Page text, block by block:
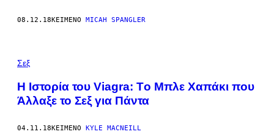
08.12.18ΚΕΊΜΕΝΟ MICAH SPANGLER
Σεξ
Η Iστορία του Viagra: Tο Mπλε Xαπάκι που
Άλλαξε το Σεξ για Πάντα
04.11.18ΚΕΊΜΕΝΟ KYLE MACNEILL